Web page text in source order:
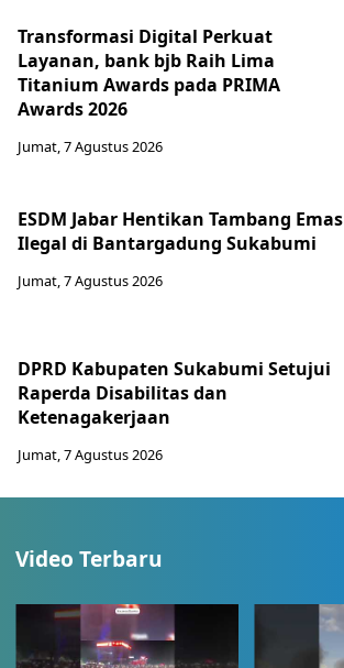
Transformasi Digital Perkuat
Layanan, bank bjb Raih Lima
Titanium Awards pada PRIMA
Awards 2026
Jumat, 7 Agustus 2026
ESDM Jabar Hentikan Tambang Emas
Ilegal di Bantargadung Sukabumi
Jumat, 7 Agustus 2026
DPRD Kabupaten Sukabumi Setujui
Raperda Disabilitas dan
Ketenagakerjaan
Jumat, 7 Agustus 2026
Video Terbaru